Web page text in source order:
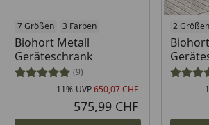
7 Größen 3 Farben
Biohort Metall
Geräteschrank
(9)
Rabatt in
-11% UVP650,07 CHF
575,99 CHF
2 Größen
-